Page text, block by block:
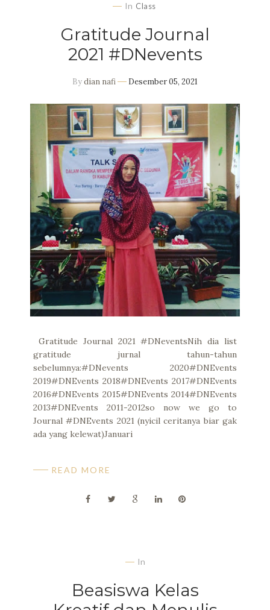
In Class
Gratitude Journal
2021 #DNevents
Bydian nafi Desember 05, 2021
Gratitude Journal 2021 #DNeventsNih dia list
gratitude jurnal tahun-tahun
sebelumnya:#DNevents 2020#DNEvents
2019#DNEvents 2018#DNEvents 2017#DNEvents
2016#DNEvents 2015#DNEvents 2014#DNEvents
2013#DNEvents 2011-2012so now we go to
Journal #DNEvents 2021 (nyicil ceritanya biar gak
ada yang kelewat)Januari
READ MORE
In
Beasiswa Kelas